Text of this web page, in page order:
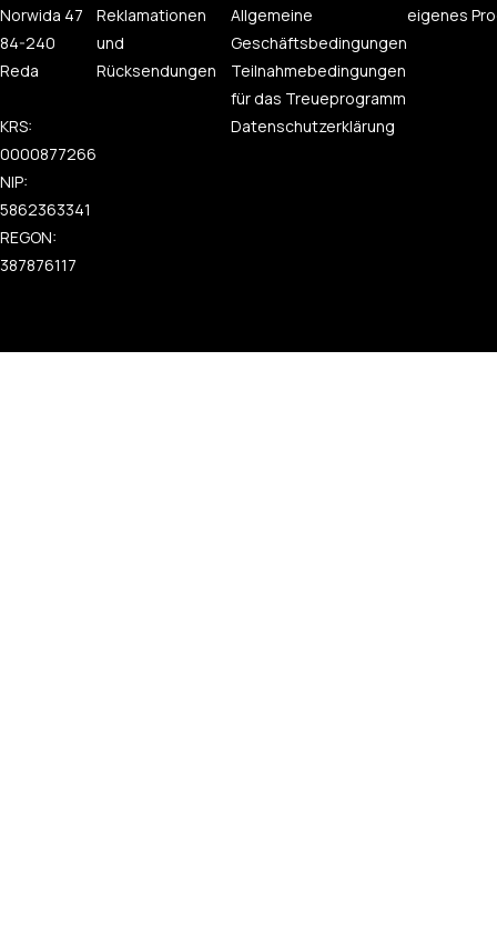
Norwida 47
84-240
Reda
KRS:
0000877266
NIP:
5862363341
REGON:
387876117
Reklamationen
und
Rücksendungen
Allgemeine
Geschäftsbedingungen
Teilnahmebedingungen
für das Treueprogramm
Datenschutzerklärung
eigenes